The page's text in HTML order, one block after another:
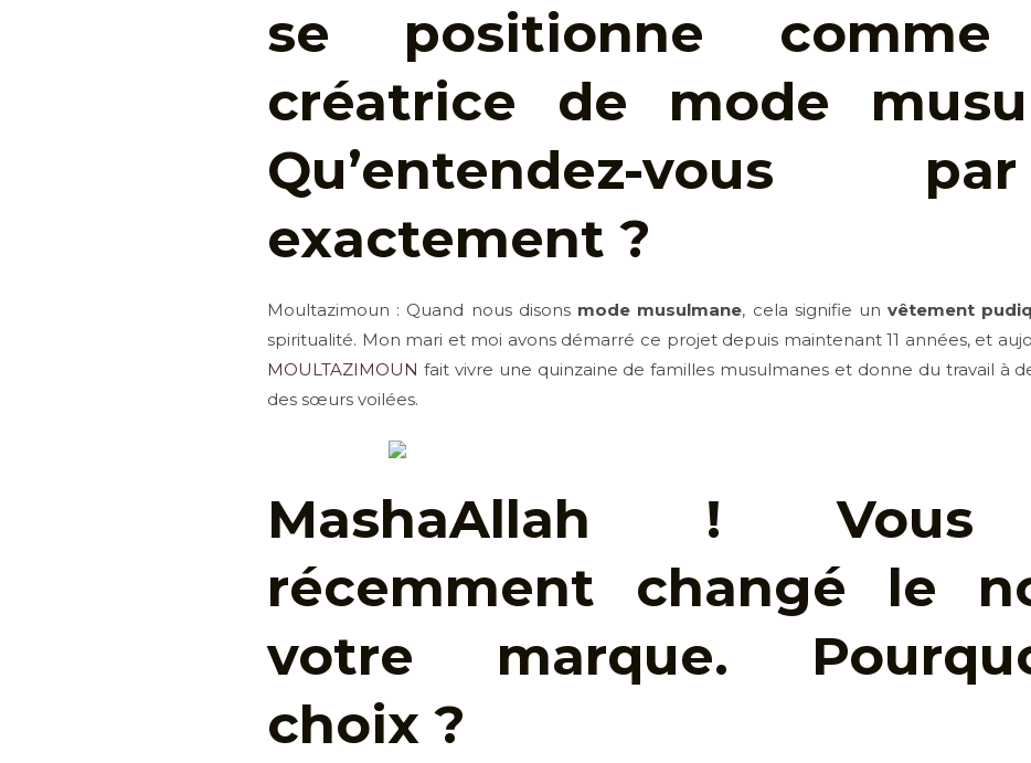
se positionne
créatrice de mode
Qu’entendez-vous
exactement ?
Moultazimoun : Quand nous disons mode musulmane, cela signifie unvêtement
spiritualité. Mon mari et moi avons démarré ce projet depuis maintenant 11 années, et
MOULTAZIMOUN fait vivre une quinzaine de familles musulmanes et donne du travail à
des sœurs voilées.
MashaAllah ! Vous
récemment changé le
votre marque.
choix ?